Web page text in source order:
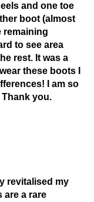
and one toe
boot (almost
remaining
to see area
rest. It was a
these boots I
I am so
you.
revitalised my
are a rare